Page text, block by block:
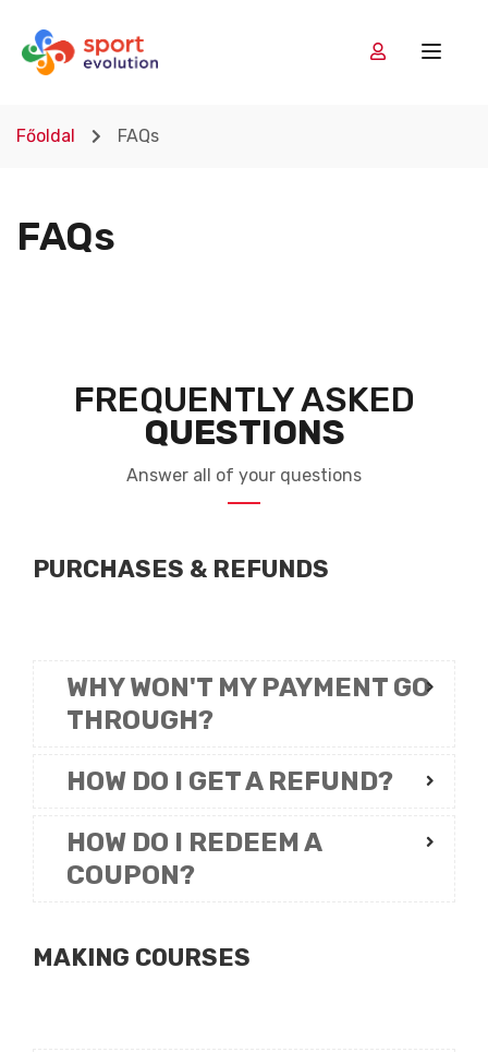
Főoldal FAQs
FAQs
FREQUENTLY ASKED
QUESTIONS
Answer all of your questions
PURCHASES & REFUNDS
WHY WON'T MY PAYMENT GO
THROUGH?
HOW DO I GET A REFUND?
HOW DO I REDEEM A
COUPON?
MAKING COURSES